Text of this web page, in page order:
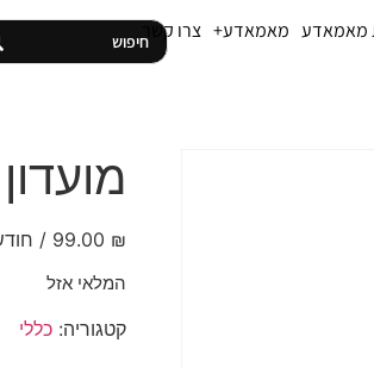
מאמאדע מאמאדע+ צרו קשר
99.00 ₪
/
המלאי אזל
קטגוריה: כללי